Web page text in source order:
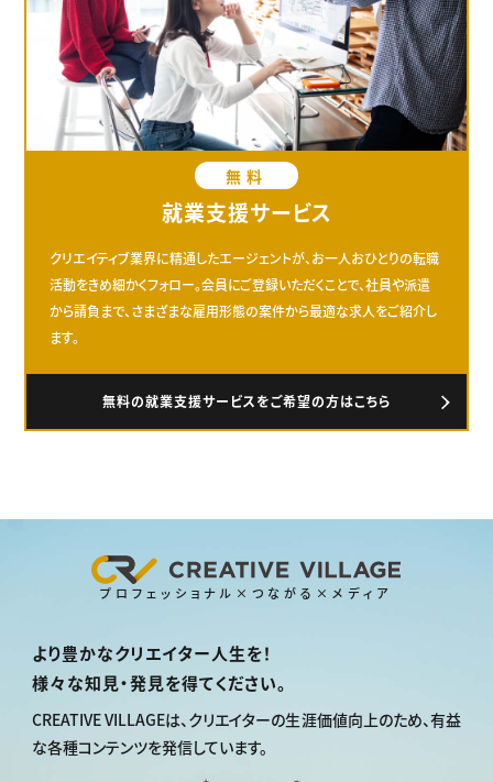
無料
就業支援サービス
クリエイティブ業界に精通したエージェントが、お一人おひとりの転職
活動をきめ細かくフォロー。会員にご登録いただくことで、社員や派遣
から請負まで、さまざまな雇用形態の案件から最適な求人をご紹介し
ます。
無料の就業支援サービスをご希望の方はこちら
プロフェッショナル×つながる×メディア
より豊かなクリエイター人生を！
様々な知見・発見を得てください。
CREATIVE VILLAGEは、 クリエイターの生涯価値向上のため、有益
な各種コンテンツを発信しています。